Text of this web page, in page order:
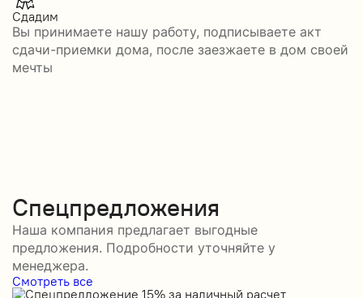
Сдадим
Вы принимаете нашу работу, подписываете акт
сдачи-приемки дома, после заезжаете в дом своей
мечты
Спецпредложения
Наша компания предлагает выгодные
предложения. Подробности уточняйте у
менеджера.
Смотреть все